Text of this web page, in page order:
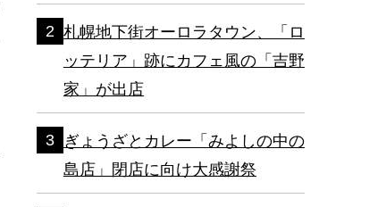
札幌地下街オーロラタウン、「ロ
ッテリア」跡にカフェ風の「吉野
家」が出店
ぎょうざとカレー「みよしの中の
島店」閉店に向け大感謝祭